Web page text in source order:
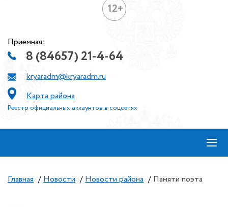
12+
Приемная:
8 (84657) 21-4-64
kryaradm@kryaradm.ru
Карта района
Реестр официальных аккаунтов в соцсетях
≡
Главная / Новости / Новости района / Памяти поэта